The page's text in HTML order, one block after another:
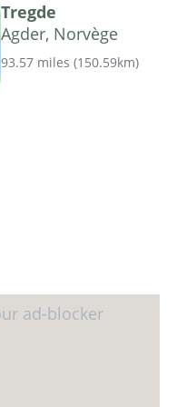
Tregde
Agder, Norvège
93.57 miles (150.59km)